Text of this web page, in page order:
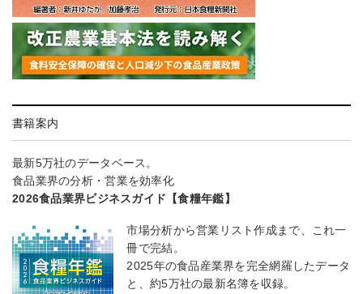
書籍案内
最新5万社のデータベース。
食品業界の分析・営業を効率化
2026食品業界ビジネスガイド【食糧年鑑】
市場分析から営業リスト作成まで、これ一
冊で完結。
2025年の食品産業界を完全網羅したデータ
と、約5万社の最新名簿を収録。